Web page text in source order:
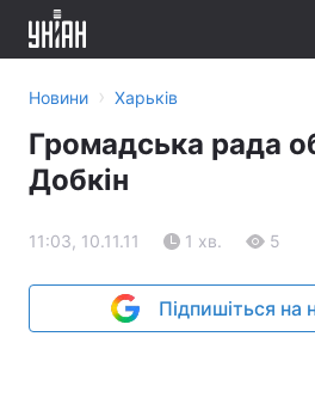
Новини › Харьків
Громадська рада
Добкін
11:03, 10.11.11 1 хв. 5
Підпишіться на